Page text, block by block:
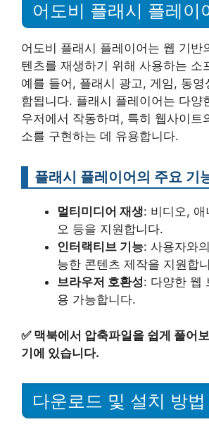
어도비 플래시 플레이
어도비 플래시 플레이어는 웹 기반
텐츠를 재생하기 위해 사용하는 소
예를 들어, 플래시 광고, 게임, 동영
함됩니다. 플래시 플레이어는 다양
우저에서 작동하며, 특히 웹사이트
소를 구현하는 데 유용합니다.
플래시 플레이어의 주요 기
멀티미디어 재생: 비디오, 애
오 등을 지원합니다.
인터랙티브 기능: 사용자와
능한 콘텐츠 제작을 지원합
브라우저 호환성: 다양한 웹
용 가능합니다.
✅ 맥북에서 압축파일을 쉽게 풀어
기에 있습니다.
다운로드 및 설치 방법